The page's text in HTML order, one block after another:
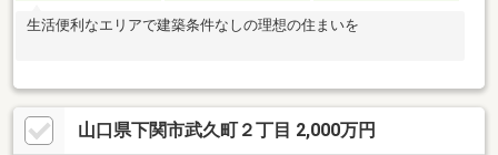
生活便利なエリアで建築条件なしの理想の住まいを
山口県下関市武久町２丁目 2,000万円